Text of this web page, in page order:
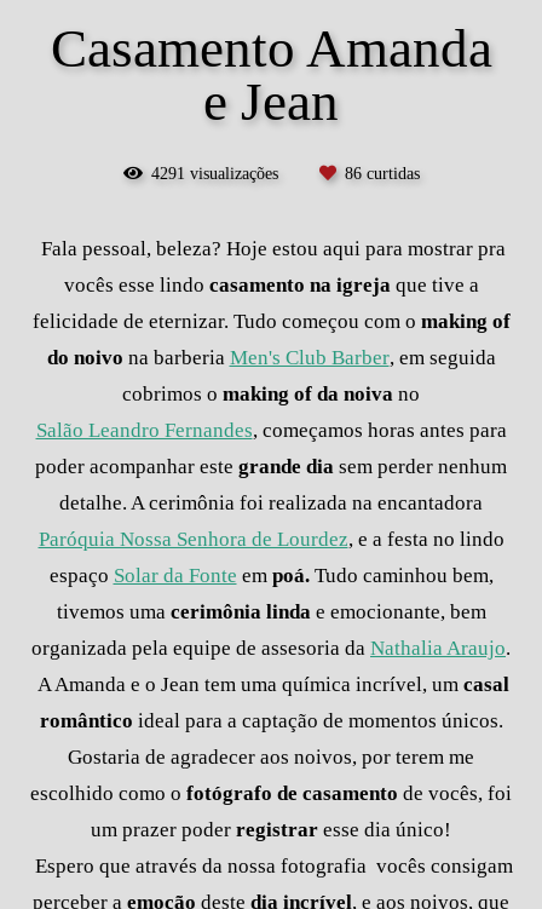
Casamento Amanda
e Jean
4291 visualizações 86curtidas
Fala pessoal, beleza? Hoje estou aqui para mostrar pra
vocês esse lindo casamento na igreja que tive a
felicidade de eternizar. Tudo começou com o making of
do noivo na barberia Men's Club Barber, em seguida
cobrimos o making of da noiva no
Salão Leandro Fernandes, começamos horas antes para
poder acompanhar este grande dia sem perder nenhum
detalhe. A cerimônia foi realizada na encantadora
Paróquia Nossa Senhora de Lourdez, e a festa no lindo
espaço Solar da Fonte em poá. Tudo caminhou bem,
tivemos uma cerimônia linda e emocionante, bem
organizada pela equipe de assesoria da Nathalia Araujo.
A Amanda e o Jean tem uma química incrível, um casal
romântico ideal para a captação de momentos únicos.
Gostaria de agradecer aos noivos, por terem me
escolhido como o fotógrafo de casamento de vocês, foi
um prazer poder registrar esse dia único!
Espero que através da nossa fotografia vocês consigam
perceber a emoção deste dia incrível, e aos noivos, que